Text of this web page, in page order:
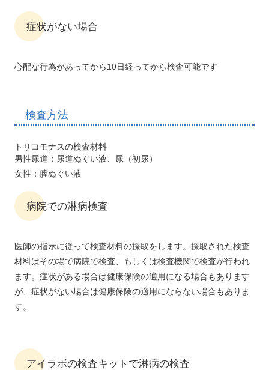
症状がない場合
心配な行為があってから10日経ってから検査可能です
検査方法
トリコモナスの検査材料
男性尿道：尿道ぬぐい液、尿（初尿）
女性：膣ぬぐい液
病院での淋病検査
医師の指示に従って検査材料の採取をします。採取された検査
材料はその場で病院で検査、もしくは検査機関で検査が行われ
ます。症状がある場合は健康保険の適用になる場合もあります
が、症状がない場合は健康保険の適用にならない場合もありま
す。
アイラボの検査キットで淋病の検査